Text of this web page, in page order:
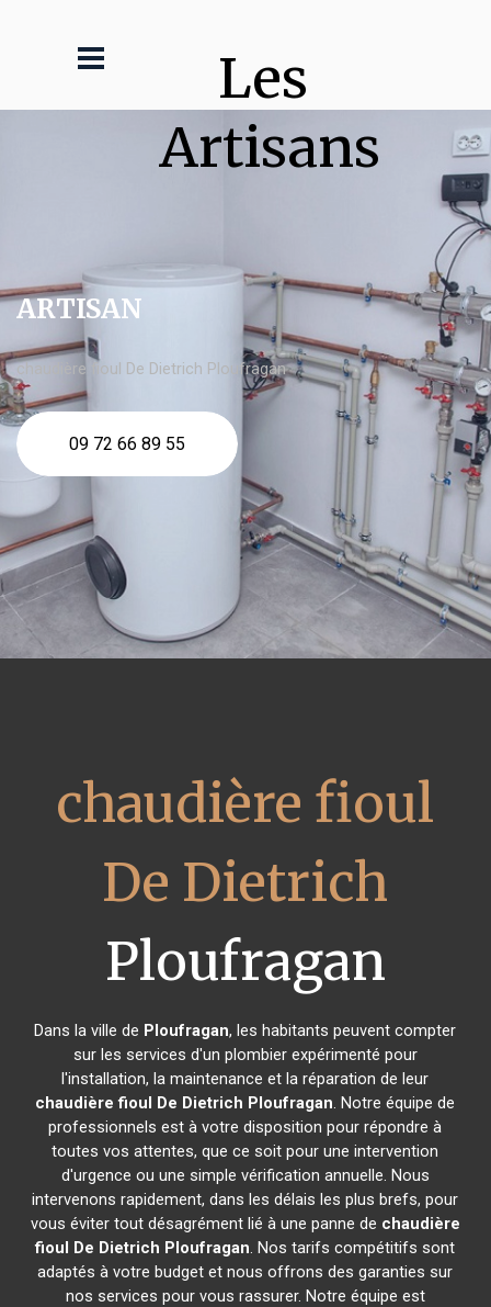
Les
Artisans
ARTISAN
chaudière fioul De Dietrich Ploufragan
09 72 66 89 55
chaudière fioul
De Dietrich
Ploufragan
Dans la ville de Ploufragan, les habitants peuvent compter
sur les services d'un plombier expérimenté pour
l'installation, la maintenance et la réparation de leur
chaudière fioul De Dietrich Ploufragan. Notre équipe de
professionnels est à votre disposition pour répondre à
toutes vos attentes, que ce soit pour une intervention
d'urgence ou une simple vérification annuelle. Nous
intervenons rapidement, dans les délais les plus brefs, pour
vous éviter tout désagrément lié à une panne de chaudière
fioul De Dietrich Ploufragan. Nos tarifs compétitifs sont
adaptés à votre budget et nous offrons des garanties sur
nos services pour vous rassurer. Notre équipe est